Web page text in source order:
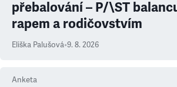
přebalování – P/\ST
rapem a rodičovstvím
Eliška Palušová•9. 8. 2026
Anketa